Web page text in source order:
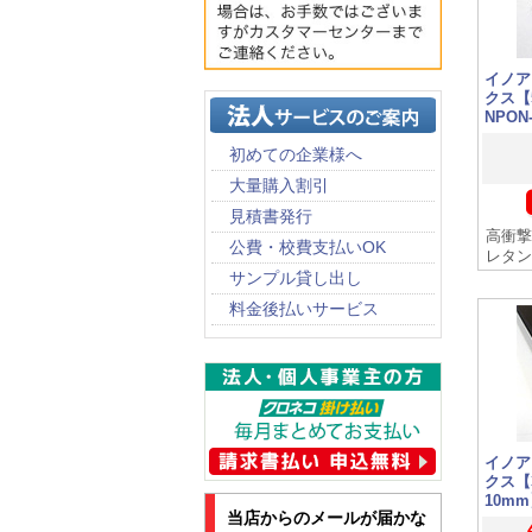
初めての企業様へ
大量購入割引
見積書発行
公費・校費支払いOK
サンプル貸し出し
料金後払いサービス
当店からのメールが届かな
イノ
クス
高衝
レタ
イノ
クス
10mm